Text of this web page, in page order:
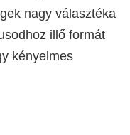
nagy választéka
illő formát
kényelmes